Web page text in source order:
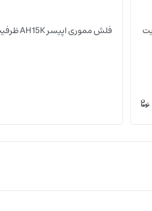
فلش مموری اپیسر AH15K ظرفیت 32 گیگابایت